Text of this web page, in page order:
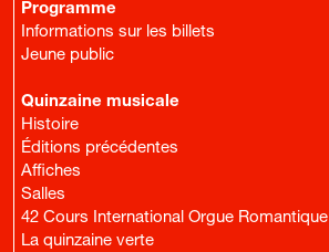
Programme
Informations sur les billets
Jeune public
Quinzaine musicale
Histoire
Éditions précédentes
Affiches
Salles
42 Cours International Orgue Romantique
La quinzaine verte